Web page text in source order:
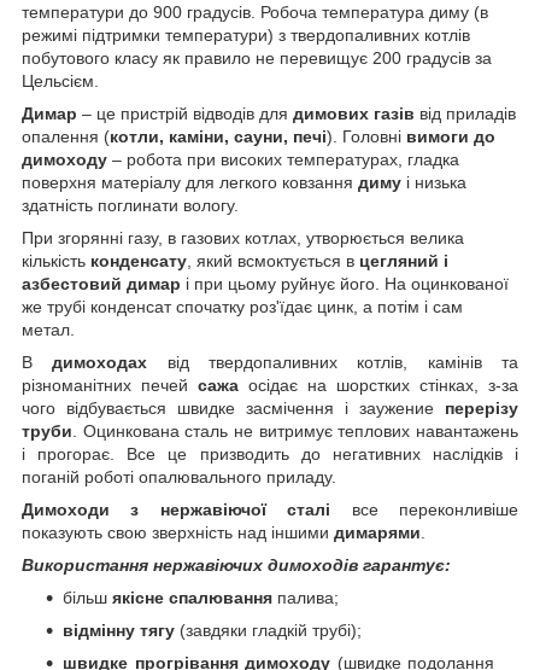
температури до 900 градусів. Робоча температура диму (в
режимі підтримки температури) з твердопаливних котлів
побутового класу як правило не перевищує 200 градусів за
Цельсієм.
Димар – це пристрій відводів для димових газів від приладів
опалення (котли, каміни, сауни, печі). Головні вимоги до
димоходу – робота при високих температурах, гладка
поверхня матеріалу для легкого ковзання диму і низька
здатність поглинати вологу.
При згорянні газу, в газових котлах, утворюється велика
кількість конденсату , який всмоктується в цегляний і
азбестовий димар і при цьому руйнує його. На оцинкованої
же трубі конденсат спочатку роз'їдає цинк, а потім і сам
метал.
Вдимоходах від твердопаливних котлів, камінів та
різноманітних печей сажа осідає на шорстких стінках, з-за
чого відбувається швидке засмічення і заужение перерізу
труби . Оцинкована сталь не витримує теплових навантажень
і прогорає. Все це призводить до негативних наслідків і
поганій роботі опалювального приладу.
Димоходи з нержавіючої сталі все переконливіше
показують свою зверхність над іншими димарями
Використання нержавіючих димоходів гарантує:
більш якісне спалювання палива;
відмінну тягу (завдяки гладкій трубі);
швидке прогрівання димоходу (швидке подолання